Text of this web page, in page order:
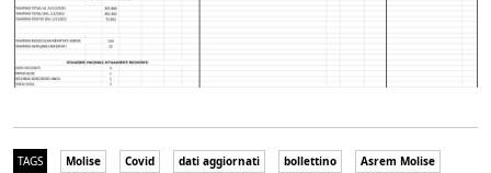
TAGS Molise Covid dati aggiornati bollettino Asrem Molise